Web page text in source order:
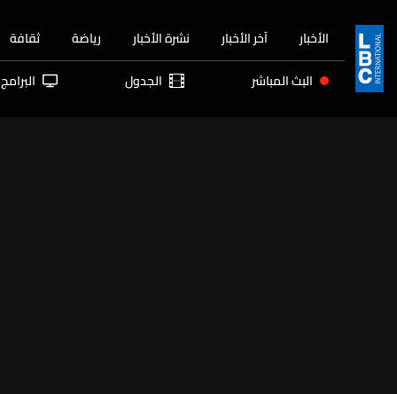
الأخبار آخر الأخبار نشرة الأخبار رياضة ثقافة
البث المباشر الجدول البرامج